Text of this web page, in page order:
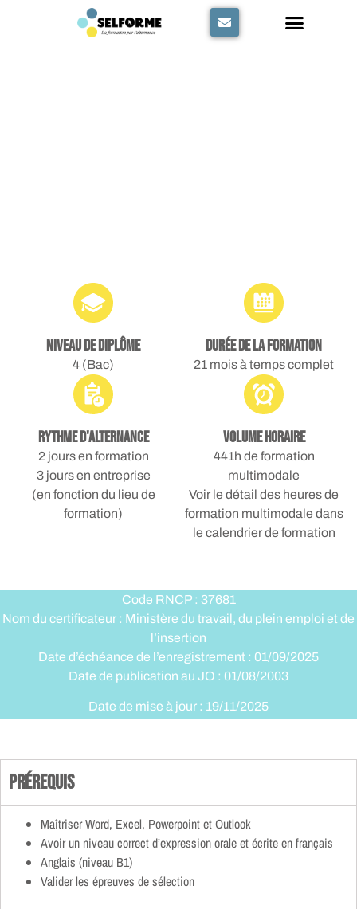
niveau de diplôme
4 (Bac)
Durée de la formation
21 mois à temps complet
Rythme d'alternance
2 jours en formation
3 jours en entreprise
(en fonction du lieu de
formation)
Volume horaire
441h de formation
multimodale
Voir le détail des heures de
formation multimodale dans
le calendrier de formation
Code RNCP : 37681
Nom du certificateur : Ministère du travail, du plein emploi et de
l’insertion
Date d’échéance de l’enregistrement : 01/09/2025
Date de publication au JO : 01/08/2003
Date de mise à jour : 19/11/2025
Prérequis
Maîtriser Word, Excel, Powerpoint et Outlook
Avoir un niveau correct d’expression orale et écrite en français
Anglais (niveau B1)
Valider les épreuves de sélection
Panneau de gestion des cookies